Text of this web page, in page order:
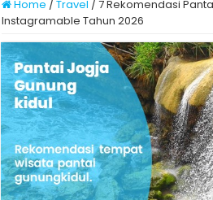
Home /Travel /7 Rekomendasi
Instagramable Tahun 2026